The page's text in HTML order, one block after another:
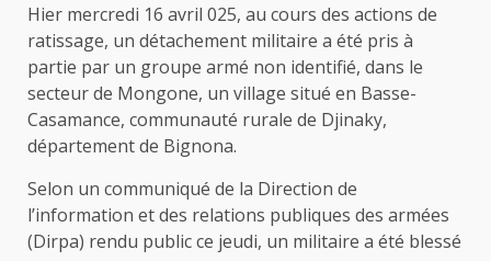
Hier mercredi 16 avril 025, au cours des actions de
ratissage, un détachement militaire a été pris à
partie par un groupe armé non identifié, dans le
secteur de Mongone, un village situé en Basse-
Casamance, communauté rurale de Djinaky,
département de Bignona.
Selon un communiqué de la Direction de
l’information et des relations publiques des armées
(Dirpa) rendu public ce jeudi, un militaire a été blessé